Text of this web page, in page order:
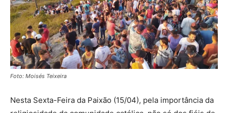
Foto: Moisés Teixeira
Nesta Sexta-Feira da Paixão (15/04), pela importância da